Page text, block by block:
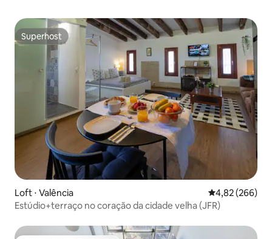
Superhost
Superhost
Loft ⋅ Valência 4,82 de uma
4,82 (266)
Estúdio+terraço no coração da cidade velha (JFR)